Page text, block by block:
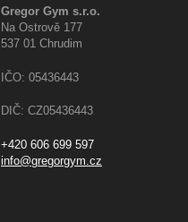
Gregor Gym s.r.o.
Na Ostrově 177
537 01 Chrudim
IČO: 05436443
DIČ: CZ05436443
+420 606 699 597
info@gregorgym.cz